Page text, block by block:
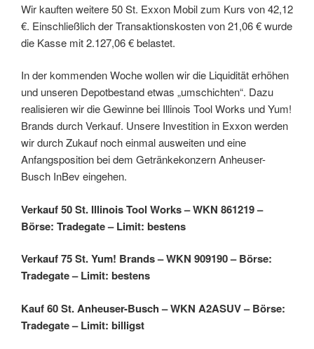
Wir kauften weitere 50 St. Exxon Mobil zum Kurs von 42,12
€. Einschließlich der Transaktionskosten von 21,06 € wurde
die Kasse mit 2.127,06 € belastet.
In der kommenden Woche wollen wir die Liquidität erhöhen
und unseren Depotbestand etwas „umschichten“. Dazu
realisieren wir die Gewinne bei Illinois Tool Works und Yum!
Brands durch Verkauf. Unsere Investition in Exxon werden
wir durch Zukauf noch einmal ausweiten und eine
Anfangsposition bei dem Getränkekonzern Anheuser-
Busch InBev eingehen.
Verkauf 50 St. Illinois Tool Works – WKN 861219 –
Börse: Tradegate – Limit: bestens
Verkauf 75 St. Yum! Brands – WKN 909190 – Börse:
Tradegate – Limit: bestens
Kauf 60 St. Anheuser-Busch – WKN A2ASUV – Börse:
Tradegate – Limit: billigst